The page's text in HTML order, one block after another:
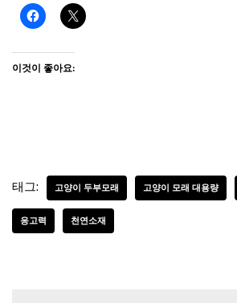
이것이 좋아요:
태그: 고양이 두부모래 고양이 모래 대용량
응고력 천연소재